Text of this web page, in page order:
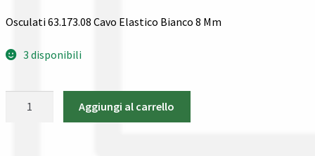
Confronta
Confronta
I nostri negozi
Osculati 63.173.08 Cavo Elastico Bianco 8 Mm
3 disponibili
Aggiungi al carrello